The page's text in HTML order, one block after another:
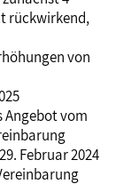
rückwirkend,
von
Angebot vom
Februar 2024